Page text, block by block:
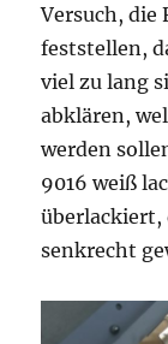
Versuch, die
feststellen,
viel zu lang
abklären,
werden
9016 weiß
überlackiert,
senkrecht